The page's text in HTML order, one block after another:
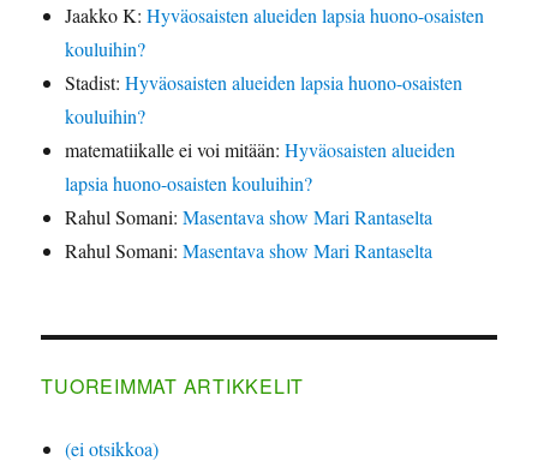
Jaakko K:Hyväosaisten alueiden lapsia huono-osaisten
kouluihin?
Stadist:Hyväosaisten alueiden lapsia huono-osaisten
kouluihin?
matematiikalle ei voi mitään:Hyväosaisten alueiden
lapsia huono-osaisten kouluihin?
Rahul Somani:Masentava show Mari Rantaselta
Rahul Somani:Masentava show Mari Rantaselta
TUOREIMMAT ARTIKKELIT
(ei otsikkoa)